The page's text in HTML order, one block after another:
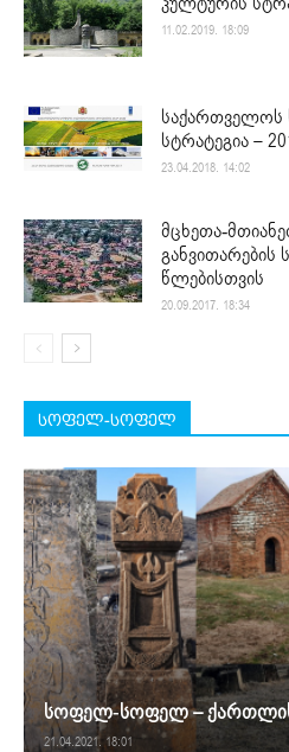
11.02.2019. 18:09
საქართველოს
სტრატეგია –
23.04.2018. 14:02
მცხეთა-
განვითარების
წლებისთვის
20.09.2017. 18:34
სოფელ-სოფელ
სოფელ-სოფელ –
21.04.2021. 18:01